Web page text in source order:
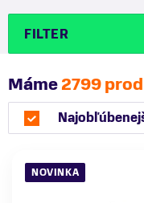
FILTER
Máme2799
NOVINKA